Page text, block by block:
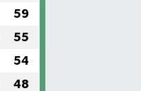
59
55
54
48